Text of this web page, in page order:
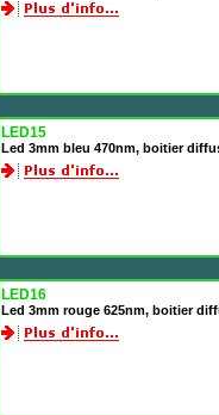
LED15
Led 3mm bleu 470nm, boitier
LED16
Led 3mm rouge 625nm, boitier